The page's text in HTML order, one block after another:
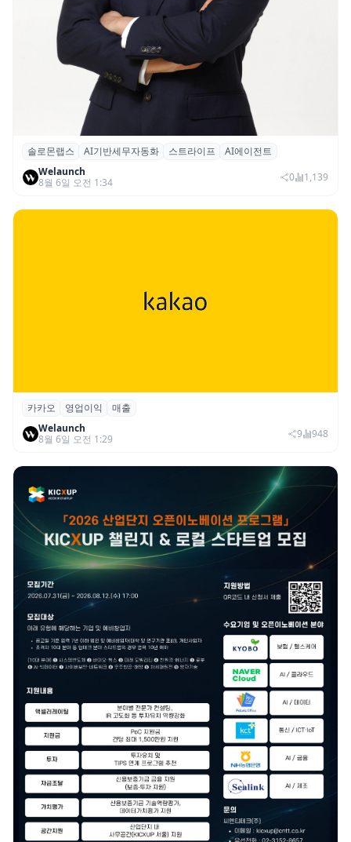
솔로몬랩스, 스트라이프 출신 이창헌 영입…
절세 전략 AI 에이전트 개발 본격화
솔로몬랩스 AI기반세무자동화 스트라이프
AI에이전트
Welaunch
8월 6일 오전 1:34
0 1,139
카카오, 2026년 2분기 매출 2조985억·영업
이익 2770억…역대 분기 최대
카카오 영업이익
매출
Welaunch
8월 6일 오전 1:29
9 948